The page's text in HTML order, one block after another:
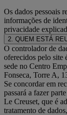
Os dados pessoais
informações de
privacidade
2. QUEM ESTÁ
O controlador de
oferecidos pelo site
sede no Centro
Fonseca, Torre A,
Se concordar em
passará a fazer
Le Creuset, que é
tratamento de